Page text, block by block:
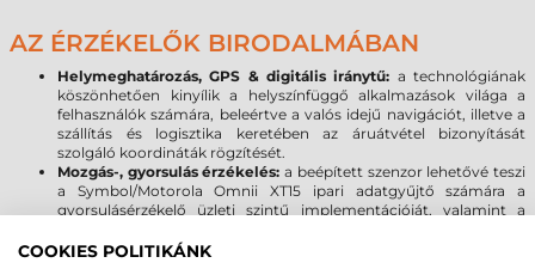
AZ ÉRZÉKELŐK BIRODALMÁBAN
Helymeghatározás, GPS & digitális iránytű: a technológiának
köszönhetően kinyílik a helyszínfüggő alkalmazások világa a
felhasználók számára, beleértve a valós idejű navigációt, illetve a
szállítás és logisztika keretében az áruátvétel bizonyítását
szolgáló koordináták rögzítését.
Mozgás-, gyorsulás érzékelés: a beépített szenzor lehetővé teszi
a Symbol/Motorola Omnii XT15 ipari adatgyűjtő számára a
gyorsulásérzékelő üzleti szintű implementációját, valamint a
képernyő tájolást.
COOKIES POLITIKÁNK